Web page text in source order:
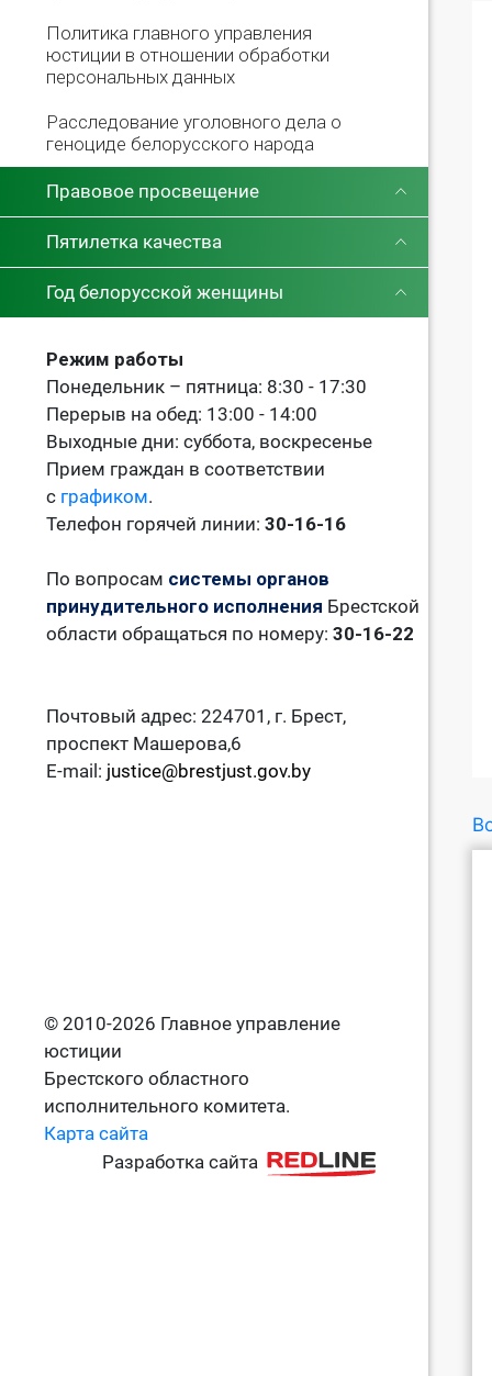
Политика главного управления
юстиции в отношении обработки
персональных данных
Расследование уголовного дела о
геноциде белорусского народа
Правовое просвещение
Пятилетка качества
Год белорусской женщины
Режим работы
Понедельник – пятница: 8:30 - 17:30
Перерыв на обед: 13:00 - 14:00
Выходные дни: суббота, воскресенье
Прием граждан в соответствии
с графиком.
Телефон горячей линии: 30-16-16
По вопросам системы органов
принудительного исполнения Брестской
области обращаться по номеру: 30-16-22
Почтовый адрес: 224701, г. Брест,
проспект Машерова,6
E-mail: justice@brestjust.gov.by
© 2010-2026 Главное управление
юстиции
Брестского областного
исполнительного комитета.
Карта сайта
Разработка сайта